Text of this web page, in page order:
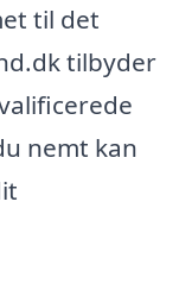
til det
tilbyder
nemt kan